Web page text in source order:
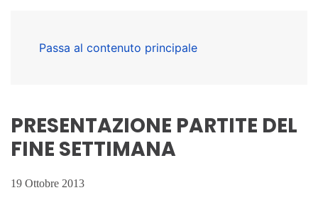
Passa al contenuto principale
PRESENTAZIONE PARTITE DEL
FINE SETTIMANA
19 Ottobre 2013